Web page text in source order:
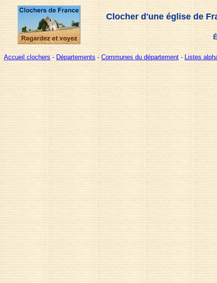
Clocher d'une église de
Accueil clochers - Départements - Communes du département - Listes